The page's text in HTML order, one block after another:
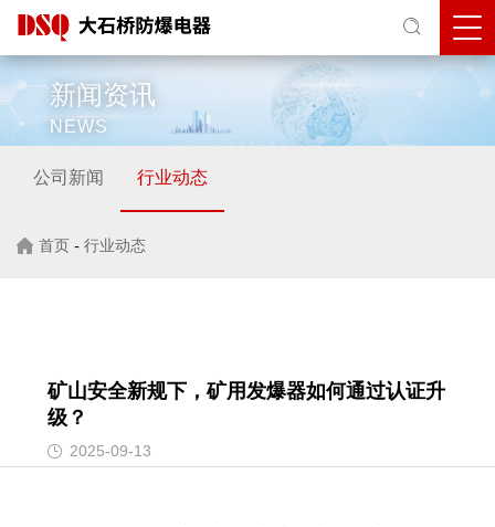
新闻资讯
NEWS
公司新闻 行业动态
首页 - 行业动态
矿山安全新规下，矿用发爆器如何通过认证升
级？‌
2025-09-13